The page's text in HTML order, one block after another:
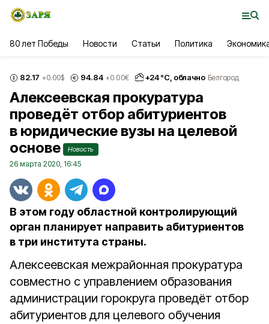
80 лет Победы Новости Статьи Политика
82.17 +0.00$ 94.84 +0.00€ +24°С, облачно Белгород
Алексеевская прокуратура
проведёт отбор абитуриентов
в юридические вузы на целевой
основе
Новость
26 марта 2020, 16:45
В этом году областной контролирующий
орган планирует направить абитуриентов
в три института страны.
Алексеевская межрайонная прокуратура
совместно с управлением образования
администрации горокруга проведёт отбор
абитуриентов для целевого обучения